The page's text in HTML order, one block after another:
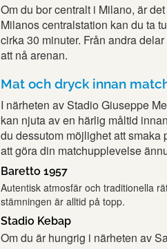
Om du bor centralt i Milano, är
Milanos centralstation kan du ta
cirka 30 minuter. Från andra
att nå arenan.
Mat och dryck innan
I närheten av Stadio Giuseppe
kan njuta av en härlig måltid
du dessutom möjlighet att
att göra din matchupplevelse
Baretto 1957
Autentisk atmosfär och traditionella
stämningen är alltid på topp.
Stadio Kebap
Om du är hungrig i närheten av